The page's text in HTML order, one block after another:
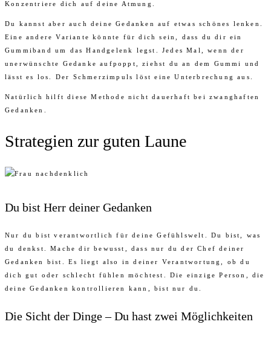
Konzentriere dich auf deine Atmung.
Du kannst aber auch deine Gedanken auf etwas schönes lenken.
Eine andere Variante könnte für dich sein, dass du dir ein
Gummiband um das Handgelenk legst. Jedes Mal, wenn der
unerwünschte Gedanke aufpoppt, ziehst du an dem Gummi und
lässt es los. Der Schmerzimpuls löst eine Unterbrechung aus.
Natürlich hilft diese Methode nicht dauerhaft bei zwanghaften
Gedanken.
Strategien zur guten Laune
Du bist Herr deiner Gedanken
Nur du bist verantwortlich für deine Gefühlswelt. Du bist, was
du denkst. Mache dir bewusst, dass nur du der Chef deiner
Gedanken bist. Es liegt also in deiner Verantwortung, ob du
dich gut oder schlecht fühlen möchtest. Die einzige Person, die
deine Gedanken kontrollieren kann, bist nur du.
Die Sicht der Dinge – Du hast zwei Möglichkeiten